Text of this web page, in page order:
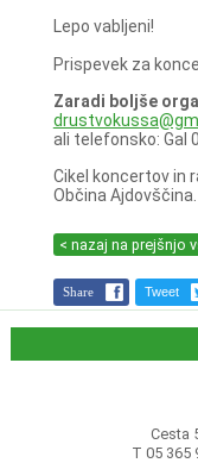
Lepo vabljeni!
Prispevek za
Zaradi boljše
ali telefonsko: Gal
Cikel koncertov in
Občina Ajdovščina.
< nazaj na prejšnjo
Share Tweet
Cesta
T 05 365